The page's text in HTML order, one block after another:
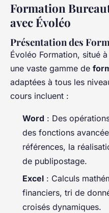
Formation
avec Évoléo
Présentation des
Évoléo Formation, situé
une vaste gamme de
adaptées à tous les
cours incluent :
Word : Des
des fonctions
références, la
de publipostage.
Excel : Calculs
financiers, tri de
croisés dynamiques.